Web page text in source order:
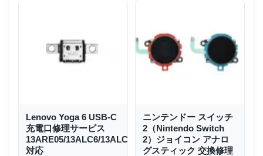
Lenovo Yoga 6 USB-C
充電口修理サービス
13ARE05/13ALC6/13ALC7/13ABR8
対応
ニンテンドー スイッチ
2（Nintendo Switch
2）ジョイコン アナロ
グスティック 交換修理